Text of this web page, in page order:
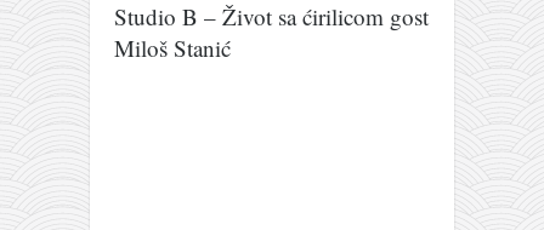
tsunami dojo
Studio B – Život sa ćirilicom gost
Miloš Stanić